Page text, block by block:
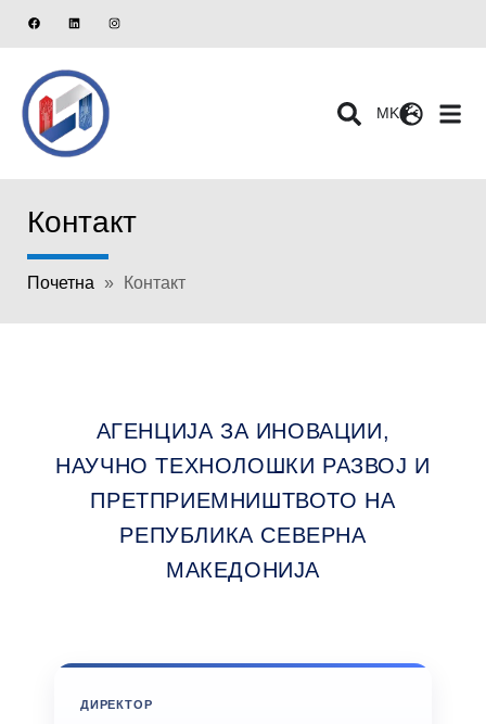
MK
Контакт
Почетна » Контакт
АГЕНЦИЈА ЗА ИНОВАЦИИ,
НАУЧНО ТЕХНОЛОШКИ РАЗВОЈ И
ПРЕТПРИЕМНИШТВОТО НА
РЕПУБЛИКА СЕВЕРНА
МАКЕДОНИЈА
ДИРЕКТОР